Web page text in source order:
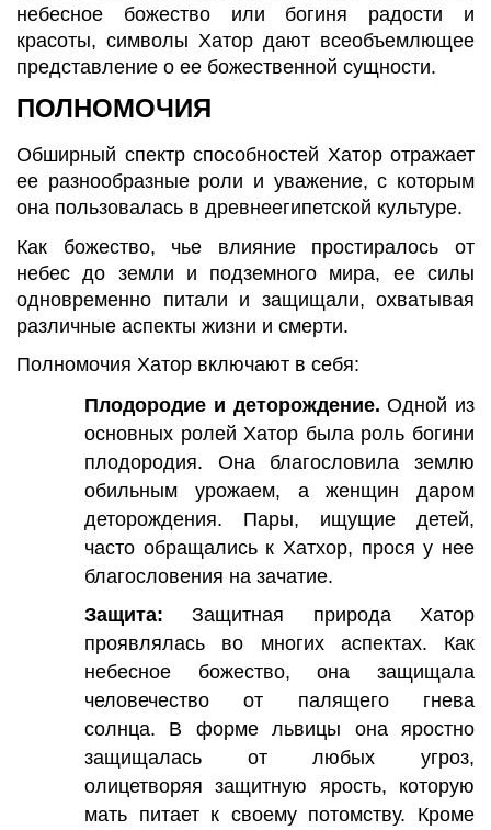
небесное божество или богиня радости и
красоты, символы Хатор дают всеобъемлющее
представление о ее божественной сущности.
ПОЛНОМОЧИЯ
Обширный спектр способностей Хатор отражает
ее разнообразные роли и уважение, с которым
она пользовалась в древнеегипетской культуре.
Как божество, чье влияние простиралось от
небес до земли и подземного мира, ее силы
одновременно питали и защищали, охватывая
различные аспекты жизни и смерти.
Полномочия Хатор включают в себя:
Плодородие и деторождение. Одной из
основных ролей Хатор была роль богини
плодородия. Она благословила землю
обильным урожаем, а женщин даром
деторождения. Пары, ищущие детей,
часто обращались к Хатхор, прося у нее
благословения на зачатие.
Защита: Защитная природа Хатор
проявлялась во многих аспектах. Как
небесное божество, она защищала
человечество от палящего гнева
солнца. В форме львицы она яростно
защищалась от любых угроз,
олицетворяя защитную ярость, которую
мать питает к своему потомству. Кроме